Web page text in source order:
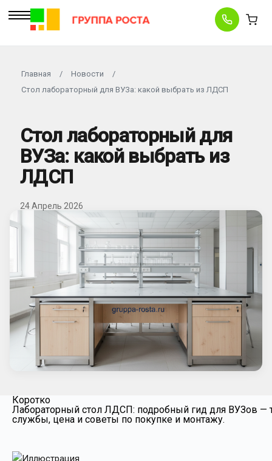
Главная / Новости
/
Стол лабораторный для ВУЗа: какой выбрать из ЛДСП
Стол лабораторный для
ВУЗа: какой выбрать из
ЛДСП
24 Апрель 2026
Коротко
Лабораторный стол ЛДСП: подробный гид для ВУЗов —
службы, цена и советы по покупке и монтажу.